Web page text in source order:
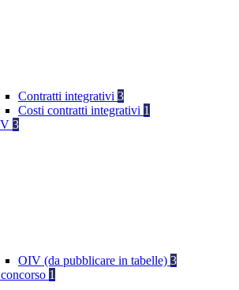
Contratti integrativi 3
Costi contratti integrativi 1
3
OIV (da pubblicare in tabelle) 3
1